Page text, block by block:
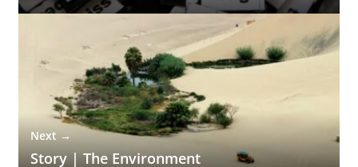
Next →
Story | The Environment